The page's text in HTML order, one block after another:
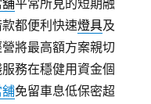
舖平常所見的短期融
都便利快速燈具及
將最高額方案親切
務在穩健用資金個
免留車息低保密超